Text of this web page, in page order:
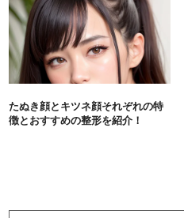
たぬき顔とキツネ顔それぞれの特
徴とおすすめの整形を紹介！